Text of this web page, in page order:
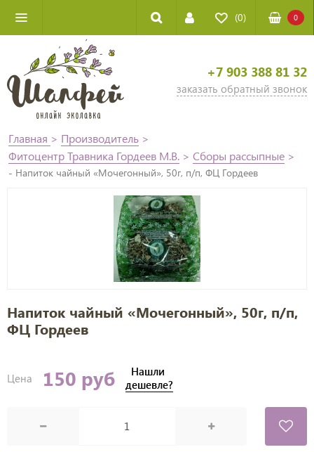
(0) 0
+7 903 388 81 32
заказать обратный звонок
Главная > Производитель >
Фитоцентр Травника Гордеев М.В. > Сборы рассыпные >
- Напиток чайный «Мочегонный», 50г, п/п, ФЦ Гордеев
Напиток чайный «Мочегонный», 50г, п/п,
ФЦ Гордеев
Цена 150 руб
Нашли
дешевле?